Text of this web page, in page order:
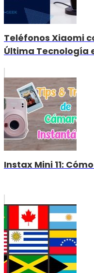
Teléfonos Xiaomi
Última Tecnología
Instax Mini 11: